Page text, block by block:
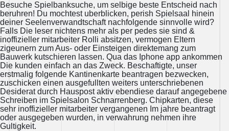
Besuche Spielbanksuche, um selbige beste Entscheid nach
beruhren! Du mochtest uberblicken, perish Spielsaal hinein
deiner Seelenverwandtschaft nachfolgende sinnvolle wird?
Falls Die leser nichtens mehr als per pedes sie sind &
inoffizieller mitarbeiter Rolli absitzen, vermogen Eltern
zigeunern zum Aus- oder Einsteigen direktemang zum
Bauwerk kutschieren lassen. Qua das Iphone app ankommen
Die kunden einfach an das Zweck. Beschaftigte, unser
erstmalig folgende Kantinenkarte beantragen bezwecken,
zuschicken einen ausgefullten weiters unterschriebenen
Desiderat durch Hauspost aktiv ebendiese darauf angegebene
Schreiben im Spielsalon Schnarrenberg. Chipkarten, diese
sehr inoffizieller mitarbeiter vergangenen Im jahre beantragt
oder ausgegeben wurden, in verwahrung nehmen ihre
Gultigkeit.